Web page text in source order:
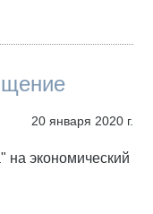
20 января 2020 г.
на экономический